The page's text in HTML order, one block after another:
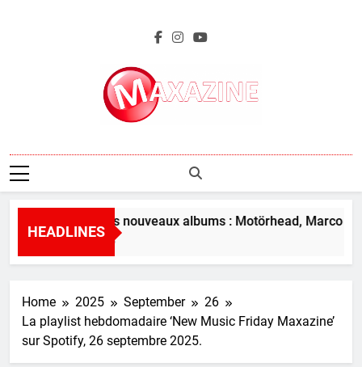
Maxazine.fr
HEADLINES
L’aperçu des nouveaux albums : Motörhead, Marco
53 Minutes Ago
Home 2025 September
26
La playlist hebdomadaire ‘New Music Friday Maxazine’
sur Spotify, 26 septembre 2025.